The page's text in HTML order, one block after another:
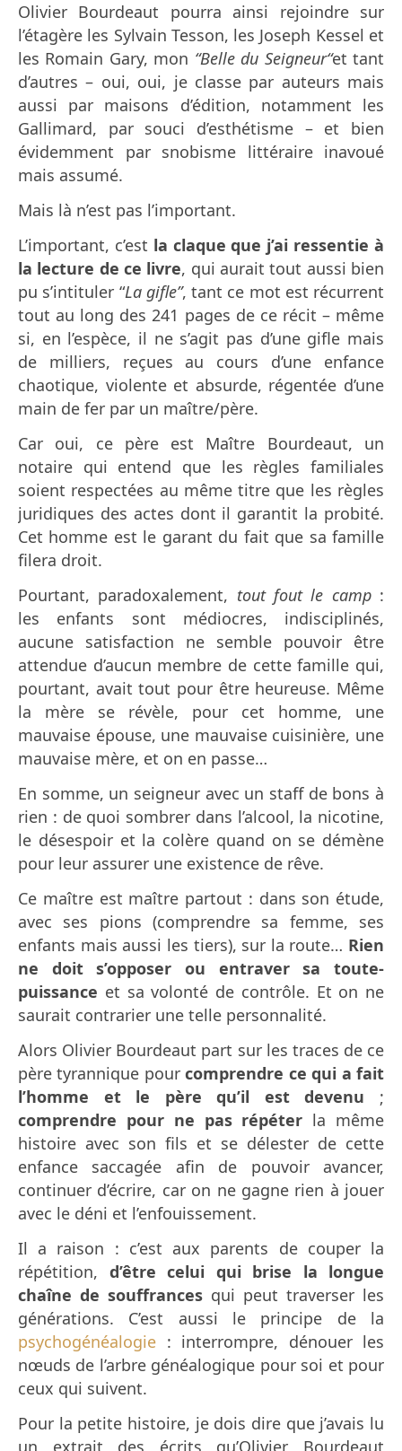
Olivier Bourdeaut pourra ainsi rejoindre sur
l’étagère les Sylvain Tesson, les Joseph Kessel et
les Romain Gary, mon “Belle du Seigneur“et tant
d’autres – oui, oui, je classe par auteurs mais
aussi par maisons d’édition, notamment les
Gallimard, par souci d’esthétisme – et bien
évidemment par snobisme littéraire inavoué
mais assumé.
Mais là n’est pas l’important.
L’important, c’est la claque que j’ai ressentie à
la lecture de ce livre, qui aurait tout aussi bien
pu s’intituler “La gifle”, tant ce mot est récurrent
tout au long des 241 pages de ce récit – même
si, en l’espèce, il ne s’agit pas d’une gifle mais
de milliers, reçues au cours d’une enfance
chaotique, violente et absurde, régentée d’une
main de fer par un maître/père.
Car oui, ce père est Maître Bourdeaut, un
notaire qui entend que les règles familiales
soient respectées au même titre que les règles
juridiques des actes dont il garantit la probité.
Cet homme est le garant du fait que sa famille
filera droit.
Pourtant, paradoxalement, tout fout le camp:
les enfants sont médiocres, indisciplinés,
aucune satisfaction ne semble pouvoir être
attendue d’aucun membre de cette famille qui,
pourtant, avait tout pour être heureuse. Même
la mère se révèle, pour cet homme, une
mauvaise épouse, une mauvaise cuisinière, une
mauvaise mère, et on en passe…
En somme, un seigneur avec un staff de bons à
rien : de quoi sombrer dans l’alcool, la nicotine,
le désespoir et la colère quand on se démène
pour leur assurer une existence de rêve.
Ce maître est maître partout : dans son étude,
avec ses pions (comprendre sa femme, ses
enfants mais aussi les tiers), sur la route… Rien
ne doit s’opposer ou entraver sa toute-
puissance et sa volonté de contrôle. Et on ne
saurait contrarier une telle personnalité.
Alors Olivier Bourdeaut part sur les traces de ce
père tyrannique pourcomprendre ce qui a fait
l’homme et le père qu’il est devenu ;
comprendre pour ne pas répéter la même
histoire avec son fils et se délester de cette
enfance saccagée afin de pouvoir avancer,
continuer d’écrire, car on ne gagne rien à jouer
avec le déni et l’enfouissement.
Il a raison : c’est aux parents de couper la
répétition, d’être celui qui brise la longue
chaîne de souffrances qui peut traverser les
générations. C’est aussi le principe de la
psychogénéalogie : interrompre, dénouer les
nœuds de l’arbre généalogique pour soi et pour
ceux qui suivent.
Pour la petite histoire, je dois dire que j’avais lu